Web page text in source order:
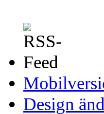
Design